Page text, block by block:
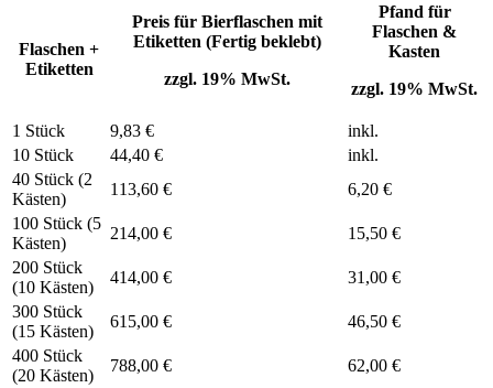
Flaschen +
Etiketten
Preis für Bierflaschen mit
Etiketten (Fertig beklebt)
zzgl. 19% MwSt.
Pfand für
Flaschen &
Kasten
zzgl. 19% MwSt.
1 Stück 9,83 €
inkl.
10 Stück
44,40 €
inkl.
40 Stück (2
Kästen)
113,60 €
6,20 €
100 Stück (5
Kästen)
214,00 €
15,50 €
200 Stück
(10 Kästen)
414,00 €
31,00 €
300 Stück
(15 Kästen)
615,00 €
46,50 €
400 Stück
(20 Kästen)
788,00 €
62,00 €